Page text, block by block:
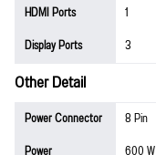
HDMI Ports
1
Display Ports
3
Other Detail
Power Connector
8 Pin